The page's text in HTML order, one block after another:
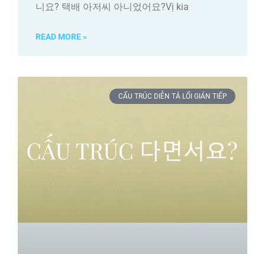
니요? 택배 아저씨 아니었어요?Vị kia
READ MORE »
CẤU TRÚC DIỄN TẢ LỐI GIÁN TIẾP